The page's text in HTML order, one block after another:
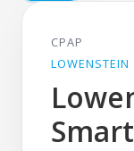
CPAP
LOWENSTEIN